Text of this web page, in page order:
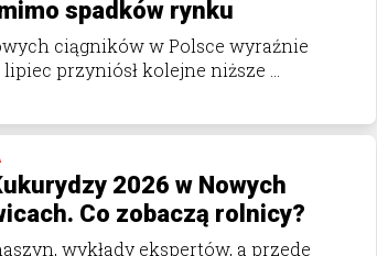
spadków rynku
ciągników w Polsce wyraźnie
przyniósł kolejne niższe ...
2026 w Nowych
Co zobaczą rolnicy?
wykłady ekspertów, a przede